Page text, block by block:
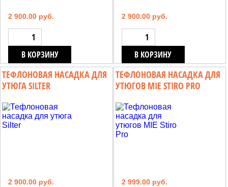
2 900.00 руб.
В КОРЗИНУ
2 900.00 руб.
В КОРЗИНУ
ТЕФЛОНОВАЯ НАСАДКА ДЛЯ
УТЮГА SILTER
2 900.00 руб.
ТЕФЛОНОВАЯ НАСАДКА ДЛЯ
УТЮГОВ MIE STIRO PRO
2 999.00 руб.